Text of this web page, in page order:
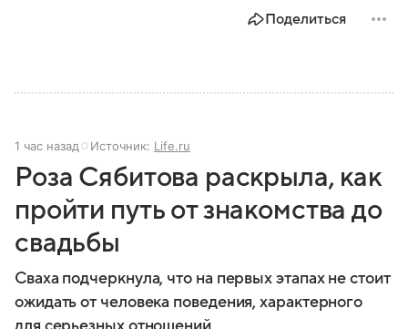
Поделиться
1 час назад Источник: Life.ru
Роза Сябитова раскрыла, как
пройти путь от знакомства до
свадьбы
Сваха подчеркнула, что на первых этапах не стоит
ожидать от человека поведения, характерного